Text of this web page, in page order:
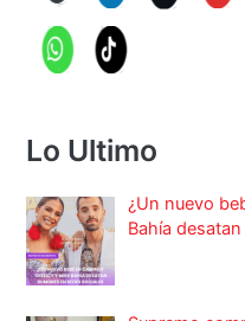
Lo Ultimo
¿Un nuevo
Bahía